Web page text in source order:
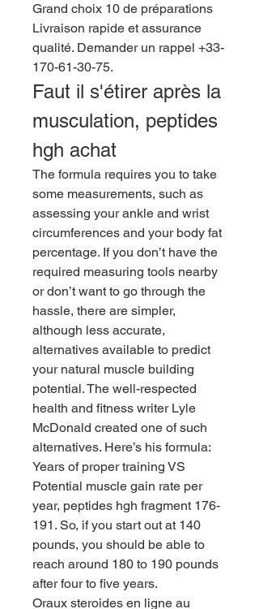
Grand choix 10 de préparations
Livraison rapide et assurance
qualité. Demander un rappel +33-
170-61-30-75.
Faut il s'étirer après la
musculation, peptides
hgh achat
The formula requires you to take
some measurements, such as
assessing your ankle and wrist
circumferences and your body fat
percentage. If you don’t have the
required measuring tools nearby
or don’t want to go through the
hassle, there are simpler,
although less accurate,
alternatives available to predict
your natural muscle building
potential. The well-respected
health and fitness writer Lyle
McDonald created one of such
alternatives. Here’s his formula:
Years of proper training VS
Potential muscle gain rate per
year, peptides hgh fragment 176-
191. So, if you start out at 140
pounds, you should be able to
reach around 180 to 190 pounds
after four to five years.
Oraux steroides en ligne au